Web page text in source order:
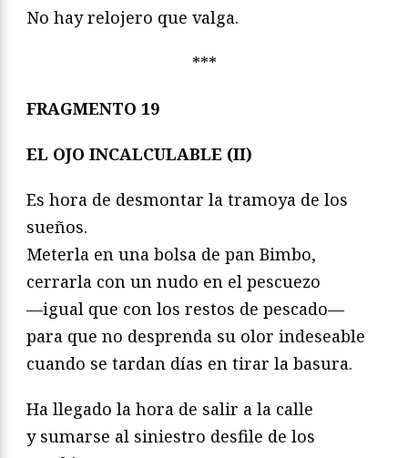
No hay relojero que valga.
***
FRAGMENTO 19
EL OJO INCALCULABLE (II)
Es hora de desmontar la tramoya de los
sueños.
Meterla en una bolsa de pan Bimbo,
cerrarla con un nudo en el pescuezo
—igual que con los restos de pescado—
para que no desprenda su olor indeseable
cuando se tardan días en tirar la basura.
Ha llegado la hora de salir a la calle
y sumarse al siniestro desfile de los